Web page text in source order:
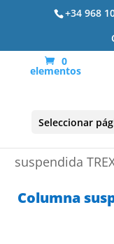
+34 968
0
elementos
Seleccionar
suspendida
Columna